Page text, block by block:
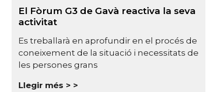
El Fòrum G3 de Gavà reactiva la seva
activitat
Es treballarà en aprofundir en el procés de
coneixement de la situació i necessitats de
les persones grans
Llegir més >